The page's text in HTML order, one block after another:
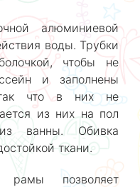
алюминиевой
воды. Трубки
чтобы не
и заполнены
так что в них не
из них на пол
ванны. Обивка
ткани.
рамы позволяет